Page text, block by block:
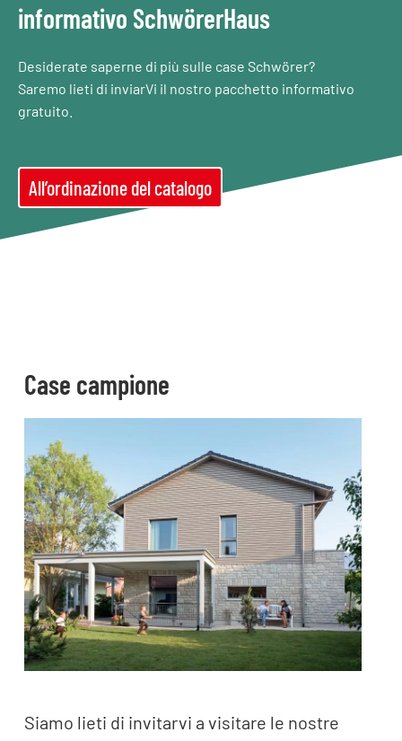
informativo SchwörerHaus
Desiderate saperne di più sulle case Schwörer?
Saremo lieti di inviarVi il nostro pacchetto informativo
gratuito.
All’ordinazione del catalogo
Case campione
Siamo lieti di invitarvi a visitare le nostre